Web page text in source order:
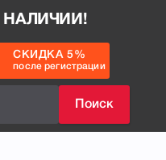
НАЛИЧИИ!
Поиск
СКИДКА 5%
после регистрации